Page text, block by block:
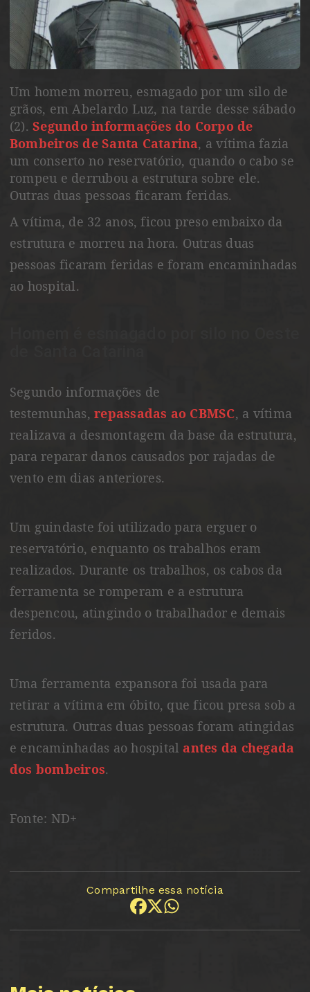
Um homem morreu, esmagado por um silo de
grãos, em Abelardo Luz, na tarde desse sábado
(2).Segundo informações do Corpo de
Bombeiros de Santa Catarina, a vítima fazia
um conserto no reservatório, quando o cabo se
rompeu e derrubou a estrutura sobre ele.
Outras duas pessoas ficaram feridas.
A vítima, de 32 anos, ficou preso embaixo da
estrutura e morreu na hora. Outras duas
pessoas ficaram feridas e foram encaminhadas
ao hospital.
Segundo informações de
testemunhas, repassadas ao CBMSC, a vítima
realizava a desmontagem da base da estrutura,
para reparar danos causados por rajadas de
vento em dias anteriores.
Um guindaste foi utilizado para erguer o
reservatório, enquanto os trabalhos eram
realizados. Durante os trabalhos, os cabos da
ferramenta se romperam e a estrutura
despencou, atingindo o trabalhador e demais
feridos.
Uma ferramenta expansora foi usada para
retirar a vítima em óbito, que ficou presa sob a
estrutura. Outras duas pessoas foram atingidas
e encaminhadas ao hospital antes da chegada
dos bombeiros.
Fonte: ND+
Compartilhe essa notícia